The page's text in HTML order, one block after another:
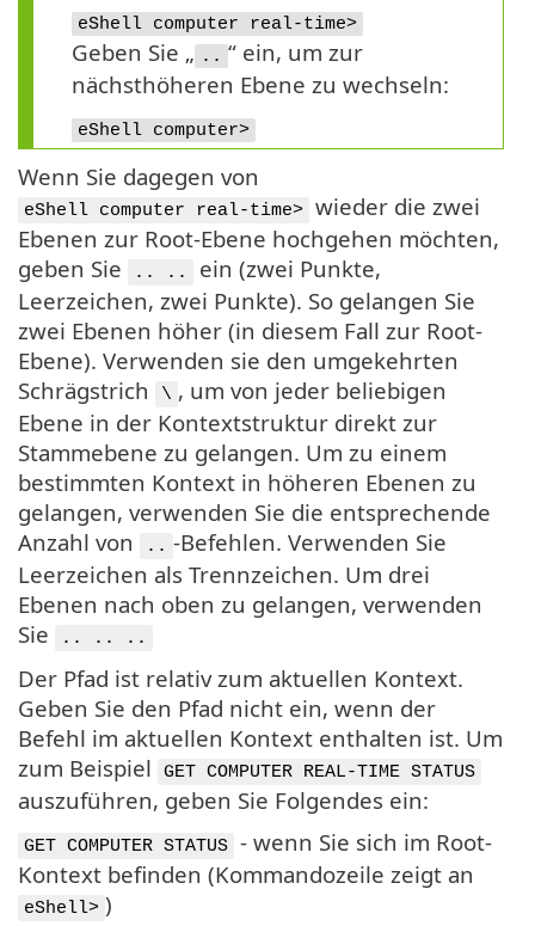
eShell computer real-time>
Geben Sie „ .. “ ein, um zur
nächsthöheren Ebene zu wechseln:
eShell computer>
Wenn Sie dagegen von
eShell computer real-time>
wieder die zwei
Ebenen zur Root-Ebene hochgehen möchten,
geben Sie
.. ..
ein (zwei Punkte,
Leerzeichen, zwei Punkte). So gelangen Sie
zwei Ebenen höher (in diesem Fall zur Root-
Ebene). Verwenden sie den umgekehrten
Schrägstrich
\ , um von jeder beliebigen
Ebene in der Kontextstruktur direkt zur
Stammebene zu gelangen. Um zu einem
bestimmten Kontext in höheren Ebenen zu
gelangen, verwenden Sie die entsprechende
Anzahl von
.. -Befehlen. Verwenden Sie
Leerzeichen als Trennzeichen. Um drei
Ebenen nach oben zu gelangen, verwenden
Sie
.. .. ..
Der Pfad ist relativ zum aktuellen Kontext.
Geben Sie den Pfad nicht ein, wenn der
Befehl im aktuellen Kontext enthalten ist. Um
zum Beispiel
GET COMPUTER REAL-TIME STATUS
auszuführen, geben Sie Folgendes ein:
GET COMPUTER STATUS
- wenn Sie sich im Root-
Kontext befinden (Kommandozeile zeigt an
eShell> )